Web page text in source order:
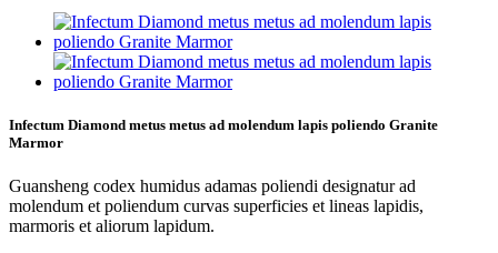
Infectum Diamond metus metus ad molendum lapis poliendo Granite
Marmor
Guansheng codex humidus adamas poliendi designatur ad
molendum et poliendum curvas superficies et lineas lapidis,
marmoris et aliorum lapidum.